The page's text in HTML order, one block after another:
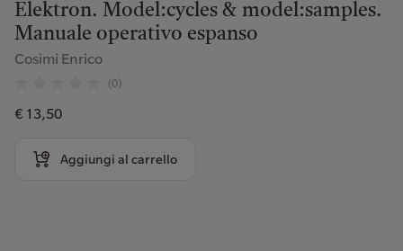
Elektron. Model:cycles & model:samples.
Manuale operativo espanso
Cosimi Enrico
(0)
€ 13,50
Aggiungi al carrello